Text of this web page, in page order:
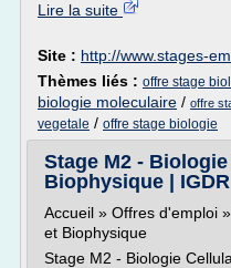
Lire la suite
Site : http://www.stages-
Thèmes liés : offre stage
biologie moleculaire / offre
vegetale / offre stage biologie
Stage M2 -
Biophysique | IGDR
Accueil » Offres d'emploi
et Biophysique
Stage M2 - Biologie